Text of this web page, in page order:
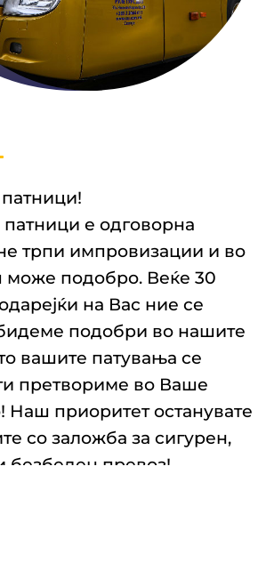
е одговорна
трпи импровизации и во
може подобро. Веќе 30
на Вас ние се
подобри во нашите
вашите патувања се
претвориме во Ваше
Наш приоритет останувате
со заложба за сигурен,
безбеден превоз!